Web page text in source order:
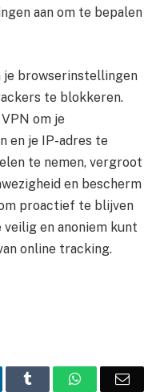
aan om te bepalen
je browserinstellingen
te blokkeren.
om je
en je IP-adres te
te nemen, vergroot
en bescherm
proactief te blijven
en anoniem kunt
online tracking.
Tumblr WhatsApp